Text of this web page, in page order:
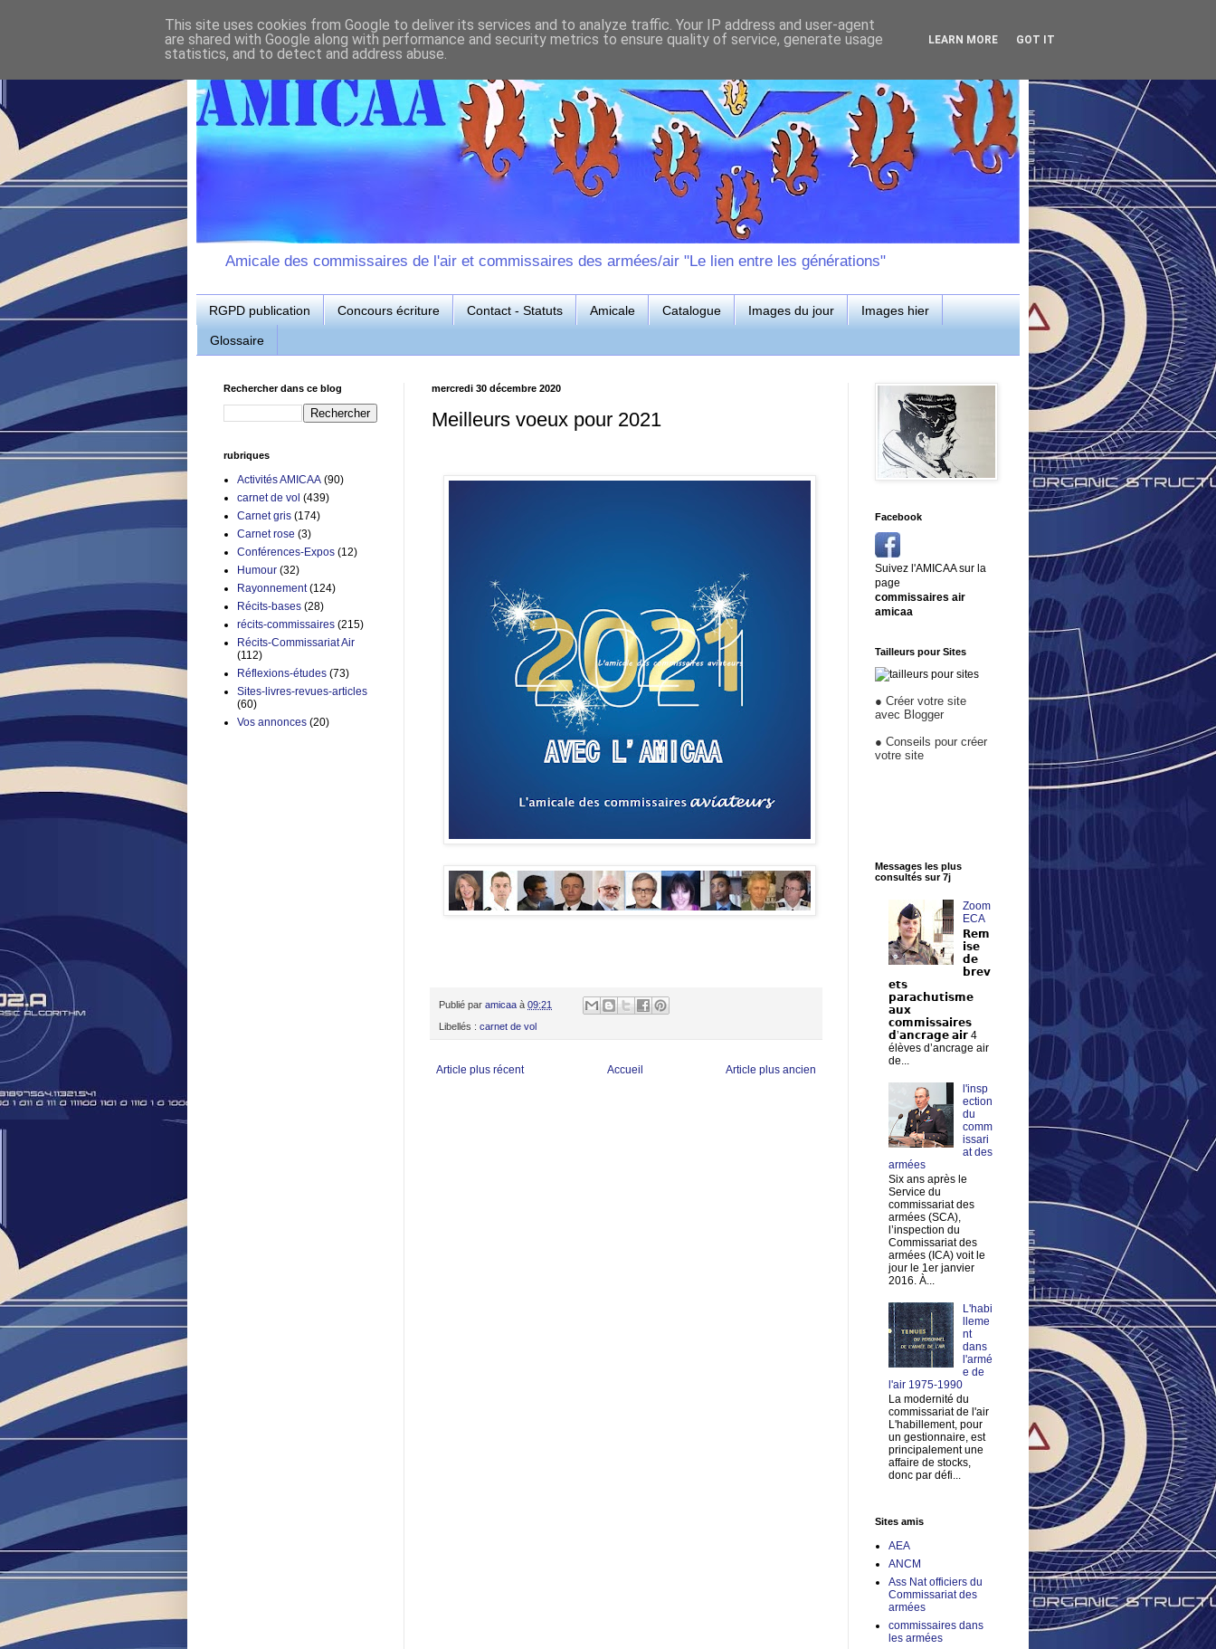
Amicale des commissaires de l'air et commissaires des armées/air "Le lien entre les générations"
RGPD publication Concours écriture Contact - Statuts Amicale Catalogue Images du jour Images hier
Glossaire
mercredi 30 décembre 2020
Meilleurs voeux pour 2021
Publié par amicaa à 09:21
Libellés : carnet de vol
Article plus récent Article plus ancien
Accueil
Rechercher dans ce blog
rubriques
Activités AMICAA (90)
carnet de vol (439)
Carnet gris (174)
Carnet rose (3)
Conférences-Expos (12)
Humour (32)
Rayonnement (124)
Récits-bases (28)
récits-commissaires (215)
Récits-Commissariat Air
(112)
Réflexions-études (73)
Sites-livres-revues-articles
(60)
Vos annonces (20)
Facebook
Suivez l'AMICAA sur la
page
commissaires air
amicaa
Tailleurs pour Sites
● Créer votre site
avec Blogger
● Conseils pour créer
votre site
Messages les plus
consultés sur 7j
Zoom
ECA
𝗥𝗲𝗺
𝗶𝘀𝗲
𝗱𝗲
𝗯𝗿𝗲𝘃
𝗲𝘁𝘀
𝗽𝗮𝗿𝗮𝗰𝗵𝘂𝘁𝗶𝘀𝗺𝗲
𝗮𝘂𝘅
𝗰𝗼𝗺𝗺𝗶𝘀𝘀𝗮𝗶𝗿𝗲𝘀
𝗱’𝗮𝗻𝗰𝗿𝗮𝗴𝗲 𝗮𝗶𝗿 4
élèves d’ancrage air
de...
l'insp
ection
du
comm
issari
at des
armées
Six ans après le
Service du
commissariat des
armées (SCA),
l’inspection du
Commissariat des
armées (ICA) voit le
jour le 1er janvier
2016. À...
L'habi
lleme
nt
dans
l'armé
e de
l'air 1975-1990
La modernité du
commissariat de l'air
L'habillement, pour
un gestionnaire, est
principalement une
affaire de stocks,
donc par défi...
Sites amis
AEA
ANCM
Ass Nat officiers du
Commissariat des
armées
commissaires dans
les armées
This site uses cookies from Google to deliver its services and to analyze traffic. Your IP address and user-agent
are shared with Google along with performance and security metrics to ensure quality of service, generate usage
statistics, and to detect and address abuse.
LEARN MORE GOT IT